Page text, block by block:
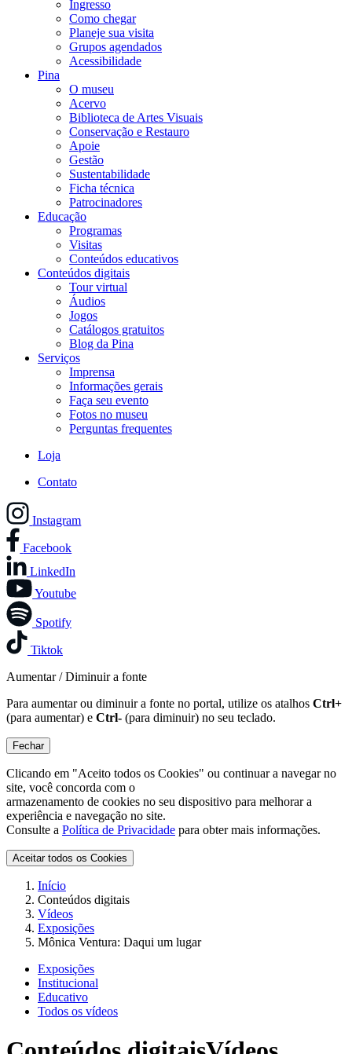
Ingresso
Como chegar
Planeje sua visita
Grupos agendados
Acessibilidade
Pina
O museu
Acervo
Biblioteca de Artes Visuais
Conservação e Restauro
Apoie
Gestão
Sustentabilidade
Ficha técnica
Patrocinadores
Educação
Programas
Visitas
Conteúdos educativos​
Conteúdos digitais
Tour virtual
Áudios
Jogos
Catálogos gratuitos
Blog da Pina
Serviços
Imprensa
Informações gerais
Faça seu evento
Fotos no museu
Perguntas frequentes
Loja
Contato
Instagram
Facebook
LinkedIn
Youtube
Spotify
Tiktok
Aumentar / Diminuir a fonte
Para aumentar ou diminuir a fonte no portal, utilize os atalhos Ctrl+
(para aumentar) e Ctrl- (para diminuir) no seu teclado.
Fechar
Clicando em "Aceito todos os Cookies" ou continuar a navegar no
site, você concorda com o
armazenamento de cookies no seu dispositivo para melhorar a
experiência e navegação no site.
Consulte a Política de Privacidade para obter mais informações.
Aceitar todos os Cookies
Início
Conteúdos digitais
Vídeos
Exposições
Mônica Ventura: Daqui um lugar
Exposições
Institucional
Educativo
Todos os vídeos